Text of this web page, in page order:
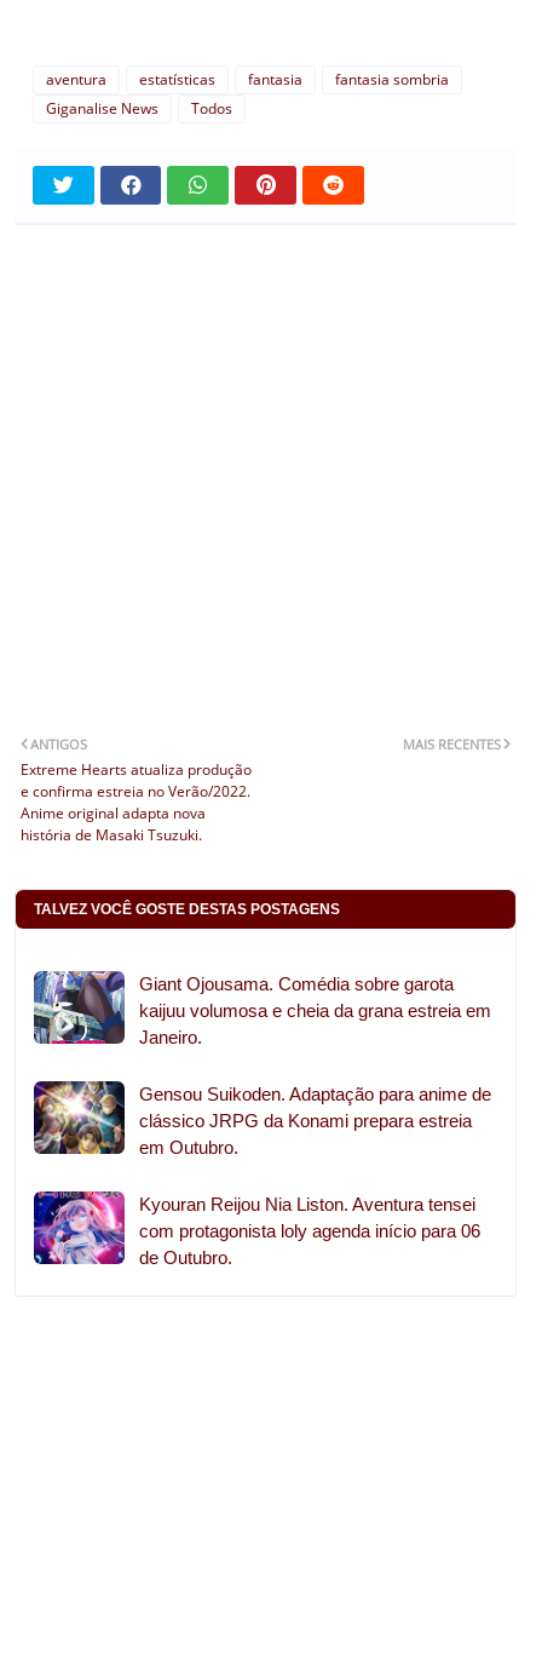
aventura estatísticas fantasia
fantasia sombria
Giganalise News
Todos
MAIS RECENTES
ANTIGOS
Extreme Hearts atualiza produção
e confirma estreia no Verão/2022.
Anime original adapta nova
história de Masaki Tsuzuki.
TALVEZ VOCÊ GOSTE DESTAS POSTAGENS
Giant Ojousama. Comédia sobre garota
kaijuu volumosa e cheia da grana estreia em
Janeiro.
Gensou Suikoden. Adaptação para anime de
clássico JRPG da Konami prepara estreia
em Outubro.
Kyouran Reijou Nia Liston. Aventura tensei
com protagonista loly agenda início para 06
de Outubro.